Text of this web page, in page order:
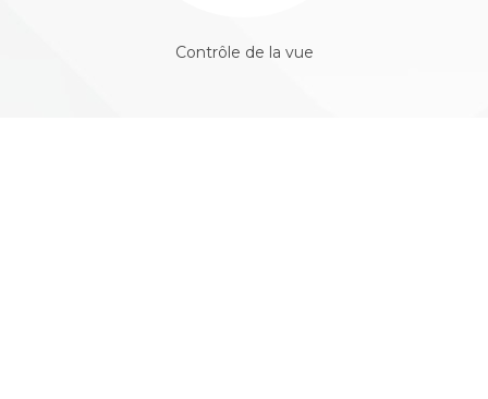
Contrôle de la vue